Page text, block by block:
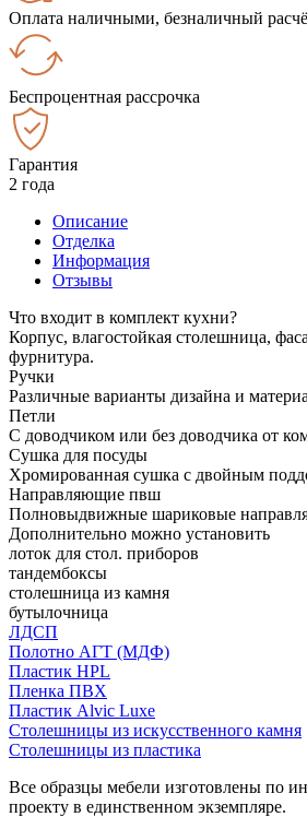
Оплата наличными, безналичный
Беспроцентная рассрочка
Гарантия
2 года
Описание
Отделка
Информация
Отзывы
Что входит в комплект кухни?
Корпус, влагостойкая столешница,
фурнитура.
Ручки
Различные варианты дизайна и
Петли
С доводчиком или без доводчика от
Сушка для посуды
Хромированная сушка с двойным
Направляющие пвш
Полновыдвижные шариковые
Дополнительно можно установить
лоток для стол. приборов
тандембоксы
столешница из камня
бутылочница
ЛДСП
Полотно АГТ (МДФ)
Пластик HPL
Пленка ПВХ
Пластик Alvic Luxe
Столешницы из искусственного камня
Столешницы из пластика
Все образцы мебели изготовлены по
проекту в единственном экземпляре.